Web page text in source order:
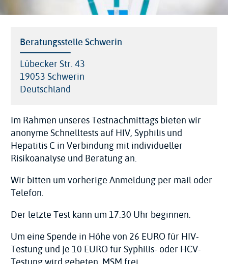
Veranstaltungsort
Beratungsstelle Schwerin
Adresse
Lübecker Str. 43
19053Schwerin
Deutschland
Im Rahmen unseres Testnachmittags bieten wir
anonyme Schnelltests auf HIV, Syphilis und
Hepatitis C in Verbindung mit individueller
Risikoanalyse und Beratung an.
Wir bitten um vorherige Anmeldung per mail oder
Telefon.
Der letzte Test kann um 17.30 Uhr beginnen.
Um eine Spende in Höhe von 26 EURO für HIV-
Testung und je 10 EURO für Syphilis- oder HCV-